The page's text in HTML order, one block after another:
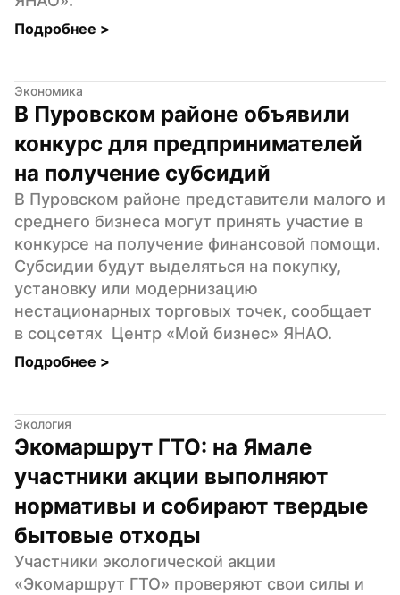
Подробнее >
Экономика
В Пуровском районе объявили
конкурс для предпринимателей
на получение субсидий
В Пуровском районе представители малого и
среднего бизнеса могут принять участие в
конкурсе на получение финансовой помощи.
Субсидии будут выделяться на покупку,
установку или модернизацию
нестационарных торговых точек, сообщает
в соцсетях  Центр «Мой бизнес» ЯНАО.
Подробнее >
Экология
Экомаршрут ГТО: на Ямале
участники акции выполняют
нормативы и собирают твердые
бытовые отходы
Участники экологической акции
«Экомаршрут ГТО» проверяют свои силы и